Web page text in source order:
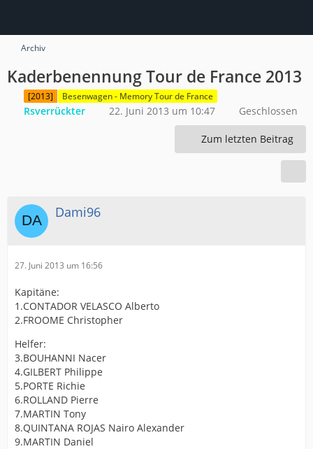
Archiv
Kaderbenennung Tour de France 2013
[2013] Besenwagen - Memory Tour de France
Rsverrückter 22. Juni 2013 um 10:47 Geschlossen
Zum letzten Beitrag
Dami96
27. Juni 2013 um 16:56
Kapitäne:
1.CONTADOR VELASCO Alberto
2.FROOME Christopher
Helfer:
3.BOUHANNI Nacer
4.GILBERT Philippe
5.PORTE Richie
6.ROLLAND Pierre
7.MARTIN Tony
8.QUINTANA ROJAS Nairo Alexander
9.MARTIN Daniel